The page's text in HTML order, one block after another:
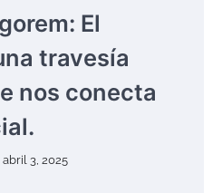
El
travesía
nos conecta
abril 3, 2025